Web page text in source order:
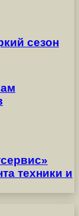
сезон
техники и